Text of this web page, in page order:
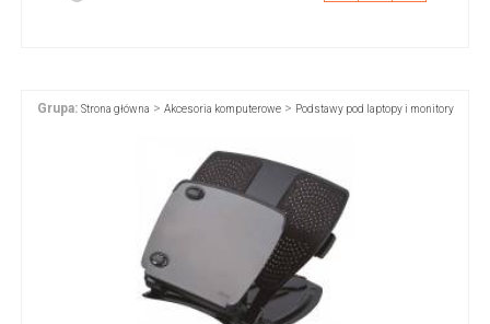
Grupa: Strona główna > Akcesoria komputerowe> Podstawy pod laptopy i monitory